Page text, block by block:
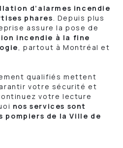
d’alarmes incendie
phares. Depuis plus
assure la pose de
incendie à la fine
, partout à Montréal et
qualifiés mettent
votre sécurité et
votre lecture
nos services sont
pompiers de la Ville de